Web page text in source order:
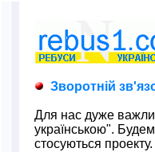
Зворотній
Для нас дуже
українською".
стосуються проекту.